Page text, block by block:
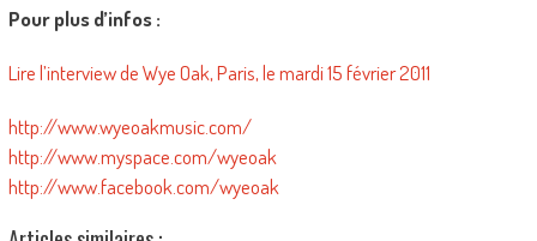
Pour plus d’infos :
Lire l’interview de Wye Oak, Paris, le mardi 15 février 2011
http://www.wyeoakmusic.com/
http://www.myspace.com/wyeoak
http://www.facebook.com/wyeoak